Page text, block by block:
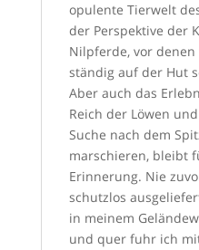
opulente Tierwelt
der Perspektive der
Nilpferde, vor
ständig auf der Hut
Aber auch das
Reich der Löwen
Suche nach dem
marschieren, bleibt
Erinnerung. Nie
schutzlos
in meinem
und quer fuhr ich